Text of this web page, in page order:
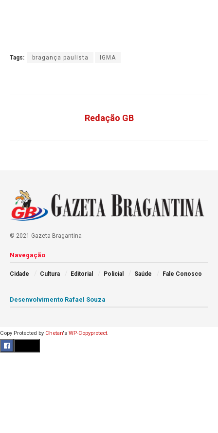
Tags: bragança paulista IGMA
Redação GB
© 2021 Gazeta Bragantina
Navegação
Cidade Cultura Editorial Policial Saúde Fale Conosco
Desenvolvimento Rafael Souza
Copy Protected by Chetan's WP-Copyprotect.